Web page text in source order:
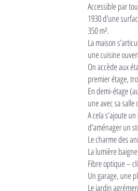
Accessible par
1930 d'une
350 m².
La maison
une cuisine
On accède aux
premier étage,
En demi-étage
une avec sa
A cela s’ajoute
d’aménager un
Le charme des
La lumière
Fibre optique –
Un garage, une
Le jardin